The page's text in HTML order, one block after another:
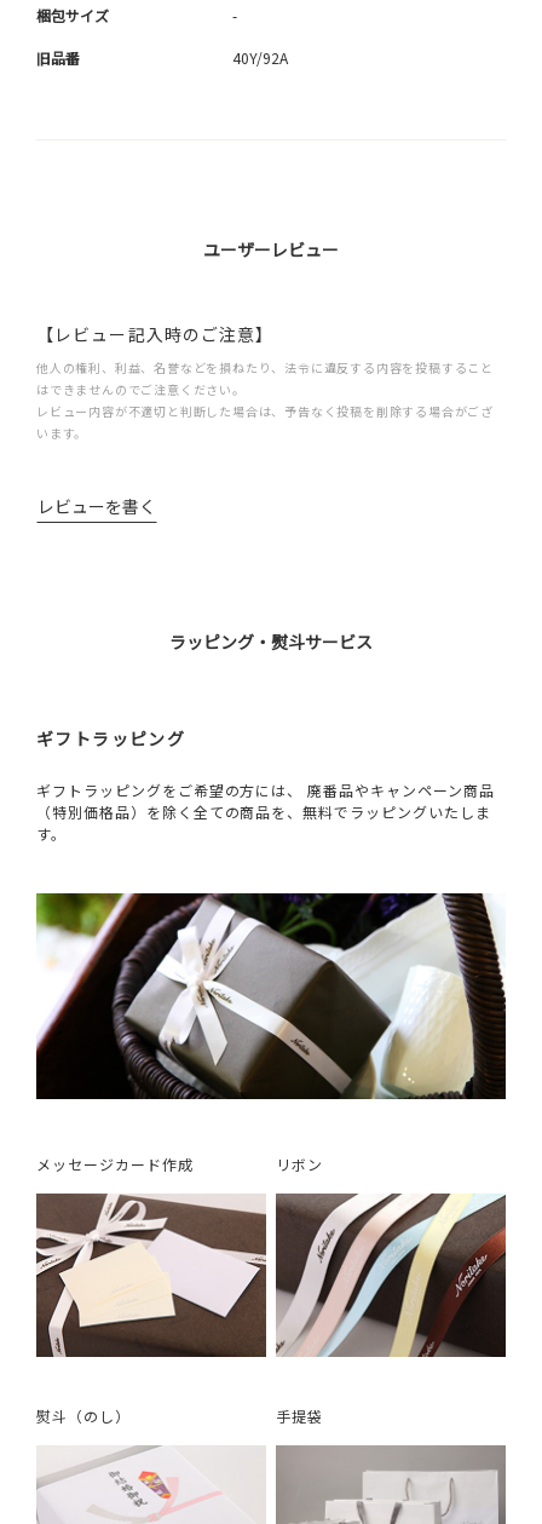
梱包サイズ -
旧品番 40Y/92A
ユーザーレビュー
【レビュー記入時のご注意】
他人の権利、利益、名誉などを損ねたり、法令に違反する内容を投稿すること
はできませんのでご注意ください。
レビュー内容が不適切と判断した場合は、予告なく投稿を削除する場合がござ
います。
レビューを書く
ラッピング・熨斗サービス
ギフトラッピング
ギフトラッピングをご希望の方には、 廃番品やキャンペーン商品
（特別価格品）を除く全ての商品を、無料でラッピングいたしま
す。
メッセージカード作成 リボン
熨斗（のし） 手提袋